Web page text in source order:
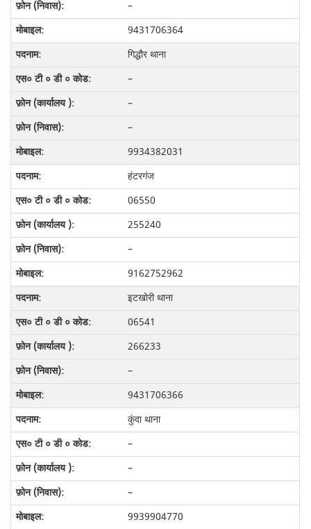
–
9431706364
गिद्धौर थाना
–
–
–
9934382031
हंटरगंज
06550
255240
–
9162752962
इटखोरी थाना
06541
266233
–
9431706366
कुंदा थाना
–
–
–
9939904770